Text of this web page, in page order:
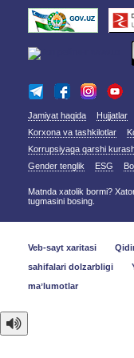
Jamiyat haqida Hujjatlar
Korxona va tashkilotlar
Korrupsiyaga qarshi
Gender tenglik
ESG
Matnda xatolik bormi?
tugmasini bosing.
Veb-sayt xaritasi
sahifalari dolzarbligi
maʼlumotlar